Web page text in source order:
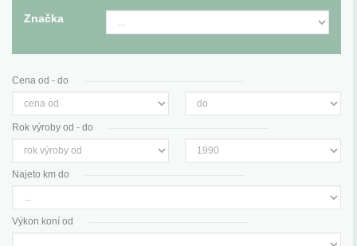
Značka
Cena od - do
Rok výroby od - do
Najeto km do
Výkon koní od